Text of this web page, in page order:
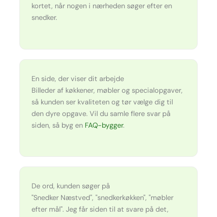
kortet, når nogen i nærheden søger efter en
snedker.
En side, der viser dit arbejde
Billeder af køkkener, møbler og specialopgaver,
så kunden ser kvaliteten og tør vælge dig til
den dyre opgave. Vil du samle flere svar på
siden, så byg en FAQ-bygger.
De ord, kunden søger på
"Snedker Næstved", "snedkerkøkken", "møbler
efter mål". Jeg får siden til at svare på det,